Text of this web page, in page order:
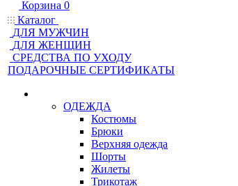
Корзина 0
Каталог
ДЛЯ МУЖЧИН
ДЛЯ ЖЕНЩИН
CРЕДСТВА ПО УХОДУ
ПОДАРОЧНЫЕ СЕРТИФИКАТЫ
ОДЕЖДА
Костюмы
Брюки
Верхняя одежда
Шорты
Жилеты
Трикотаж